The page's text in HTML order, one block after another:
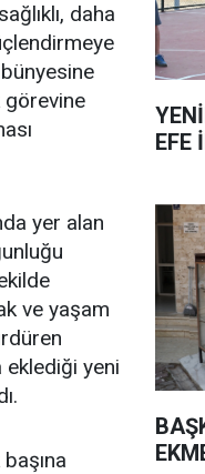
daha
görevine
yer alan
ve yaşam
eklediği yeni
EFE